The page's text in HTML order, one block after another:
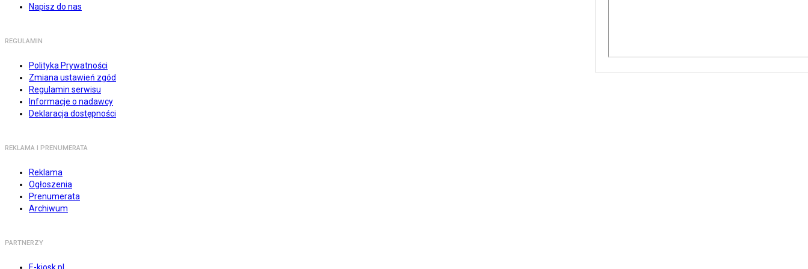
Napisz do nas
REGULAMIN
Polityka Prywatności
Zmiana ustawień zgód
Regulamin serwisu
Informacje o nadawcy
Deklaracja dostępności
REKLAMA I PRENUMERATA
Reklama
Ogłoszenia
Prenumerata
Archiwum
PARTNERZY